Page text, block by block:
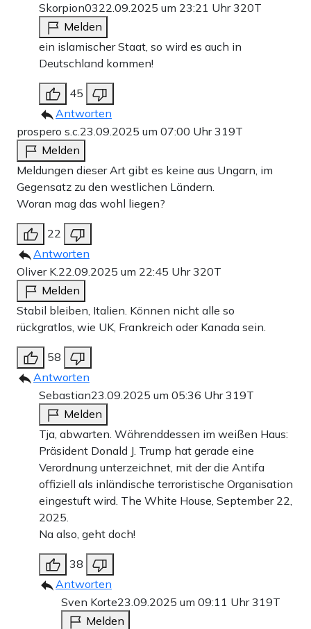
Skorpion0322.09.2025 um 23:21 Uhr320T
Melden
ein islamischer Staat, so wird es auch in
Deutschland kommen!
45
Antworten
prospero s.c.23.09.2025 um 07:00 Uhr319T
Melden
Meldungen dieser Art gibt es keine aus Ungarn, im
Gegensatz zu den westlichen Ländern.
Woran mag das wohl liegen?
22
Antworten
Oliver K.22.09.2025 um 22:45 Uhr320T
Melden
Stabil bleiben, Italien. Können nicht alle so
rückgratlos, wie UK, Frankreich oder Kanada sein.
58
Antworten
Sebastian23.09.2025 um 05:36 Uhr319T
Melden
Tja, abwarten. Währenddessen im weißen Haus:
Präsident Donald J. Trump hat gerade eine
Verordnung unterzeichnet, mit der die Antifa
offiziell als inländische terroristische Organisation
eingestuft wird. The White House, September 22,
2025.
Na also, geht doch!
38
Antworten
Sven Korte23.09.2025 um 09:11 Uhr319T
Melden